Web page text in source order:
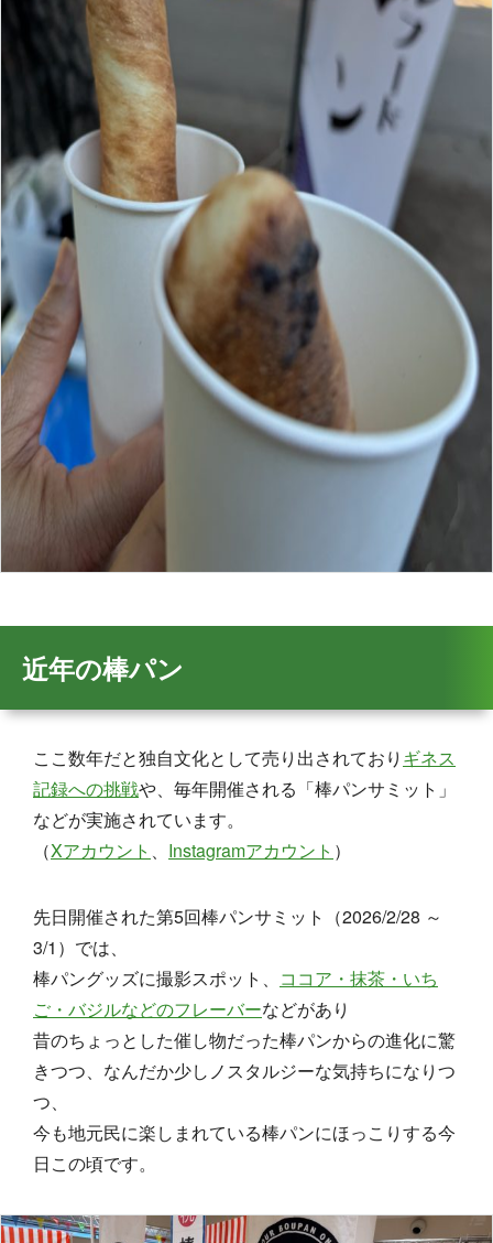
近年の棒パン
ここ数年だと独自文化として売り出されており ギネス
記録への挑戦や、毎年開催される「棒パンサミット」
などが実施されています。
（Xアカウント 、 Instagramアカウント ）
先日開催された第5回棒パンサミット（2026/2/28 ～
3/1）では、
棒パングッズに撮影スポット、 ココア・抹茶・いち
ご・バジルなどのフレーバーなどがあり
昔のちょっとした催し物だった棒パンからの進化に驚
きつつ、なんだか少しノスタルジーな気持ちになりつ
つ、
今も地元民に楽しまれている棒パンにほっこりする今
日この頃です。